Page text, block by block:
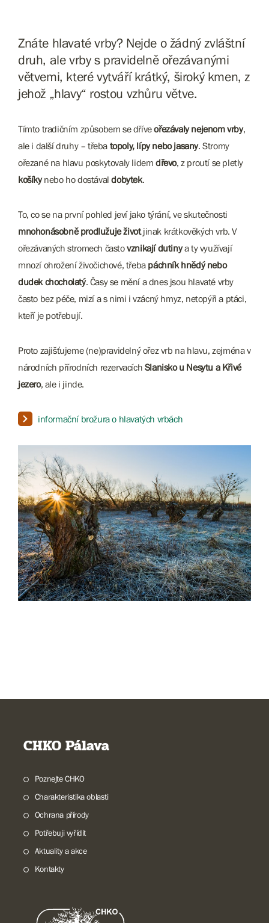
Znáte hlavaté vrby? Nejde o žádný zvláštní
druh, ale vrby s pravidelně ořezávanými
větvemi, které vytváří krátký, široký kmen, z
jehož „hlavy“ rostou vzhůru větve.
Tímto tradičním způsobem se dříveořezávaly nejenom vrby,
ale i další druhy – třeba topoly, lípy nebo jasany. Stromy
ořezané na hlavu poskytovaly lidemdřevo, z proutí se pletly
košíkynebo ho dostávaldobytek.
To, co se na první pohled jeví jako týrání, ve skutečnosti
mnohonásobně prodlužuje životjinak krátkověkých vrb. V
ořezávaných stromech častovznikají dutinya ty využívají
mnozí ohrožení živočichové, třeba páchník hnědý nebo
dudek chocholatý. Časy se mění a dnes jsou hlavaté vrby
často bez péče, mizí a s nimi i vzácný hmyz, netopýři a ptáci,
kteří je potřebují.
Proto zajišťujeme (ne)pravidelný ořez vrb na hlavu, zejména v
národních přírodních rezervacích Slanisko u Nesytu a Křivé
jezero, ale i jinde.
informační brožura o hlavatých vrbách
CHKO Pálava
Poznejte CHKO
Charakteristika oblasti
Ochrana přírody
Potřebuji vyřídit
Aktuality a akce
Kontakty